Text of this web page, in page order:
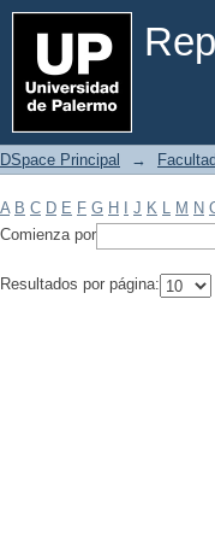
Filtrar por:
DSpace Principal →
A B C D E F G H J K L M N
Comienza por
Resultados por página: